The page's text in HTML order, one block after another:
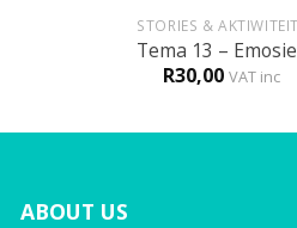
STORIES &
Tema 13 –
R30,00 VAT inc
ABOUT US